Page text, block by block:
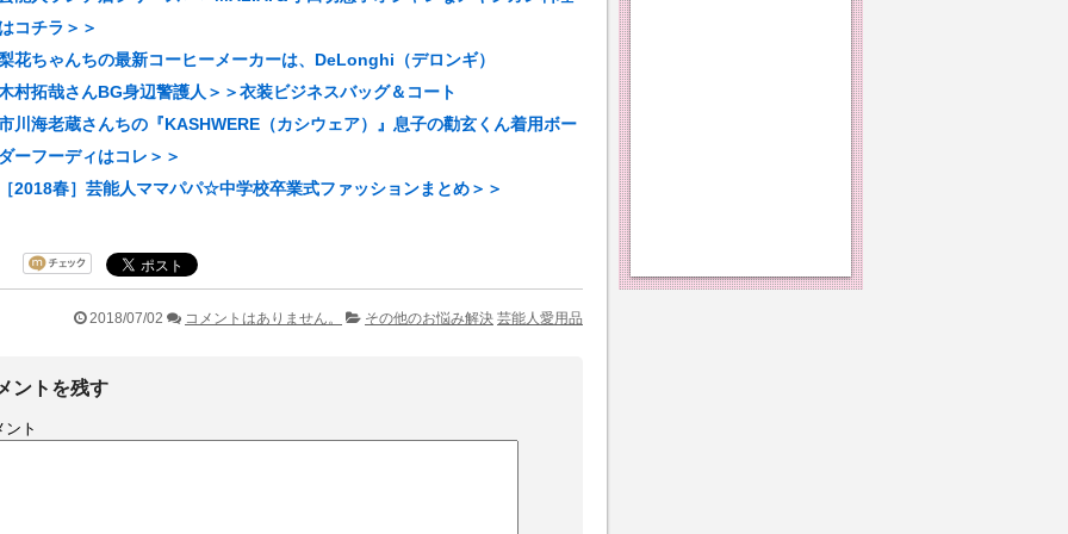
コチラ＞＞
花ちゃんちの最新コーヒーメーカーは、DeLonghi（デロンギ）
村拓哉さんBG身辺警護人＞＞衣装ビジネスバッグ＆コート
川海老蔵さんちの『KASHWERE（カシウェア）』息子の勸玄くん着用ボー
ーフーディはコレ＞＞
2018春］芸能人ママパパ☆中学校卒業式ファッションまとめ＞＞
2018/07/02 コメントはありません。 その他のお悩み解決 芸能人愛用品
ントを残す
ント